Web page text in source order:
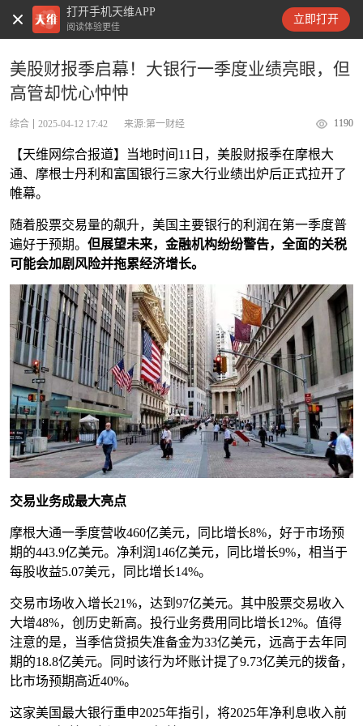
打开手机天维APP
阅读体验更佳
立即打开
天维新闻
美股财报季启幕！大银行一季度业绩亮眼，但
高管却忧心忡忡
综合 2025-04-12 17:42 来源:第一财经 1190
【天维网综合报道】当地时间11日，美股财报季在摩根大
通、摩根士丹利和富国银行三家大行业绩出炉后正式拉开了
帷幕。
随着股票交易量的飙升，美国主要银行的利润在第一季度普
遍好于预期。 但展望未来，金融机构纷纷警告，全面的关税
可能会加剧风险并拖累经济增长。
交易业务成最大亮点
摩根大通一季度营收460亿美元，同比增长8%，好于市场预
期的443.9亿美元。净利润146亿美元，同比增长9%，相当于
每股收益5.07美元，同比增长14%。
交易市场收入增长21%，达到97亿美元。其中股票交易收入
大增48%，创历史新高。投行业务费用同比增长12%。值得
注意的是，当季信贷损失准备金为33亿美元，远高于去年同
期的18.8亿美元。同时该行为坏账计提了9.73亿美元的拨备，
比市场预期高近40%。
这家美国最大银行重申2025年指引，将2025年净利息收入前